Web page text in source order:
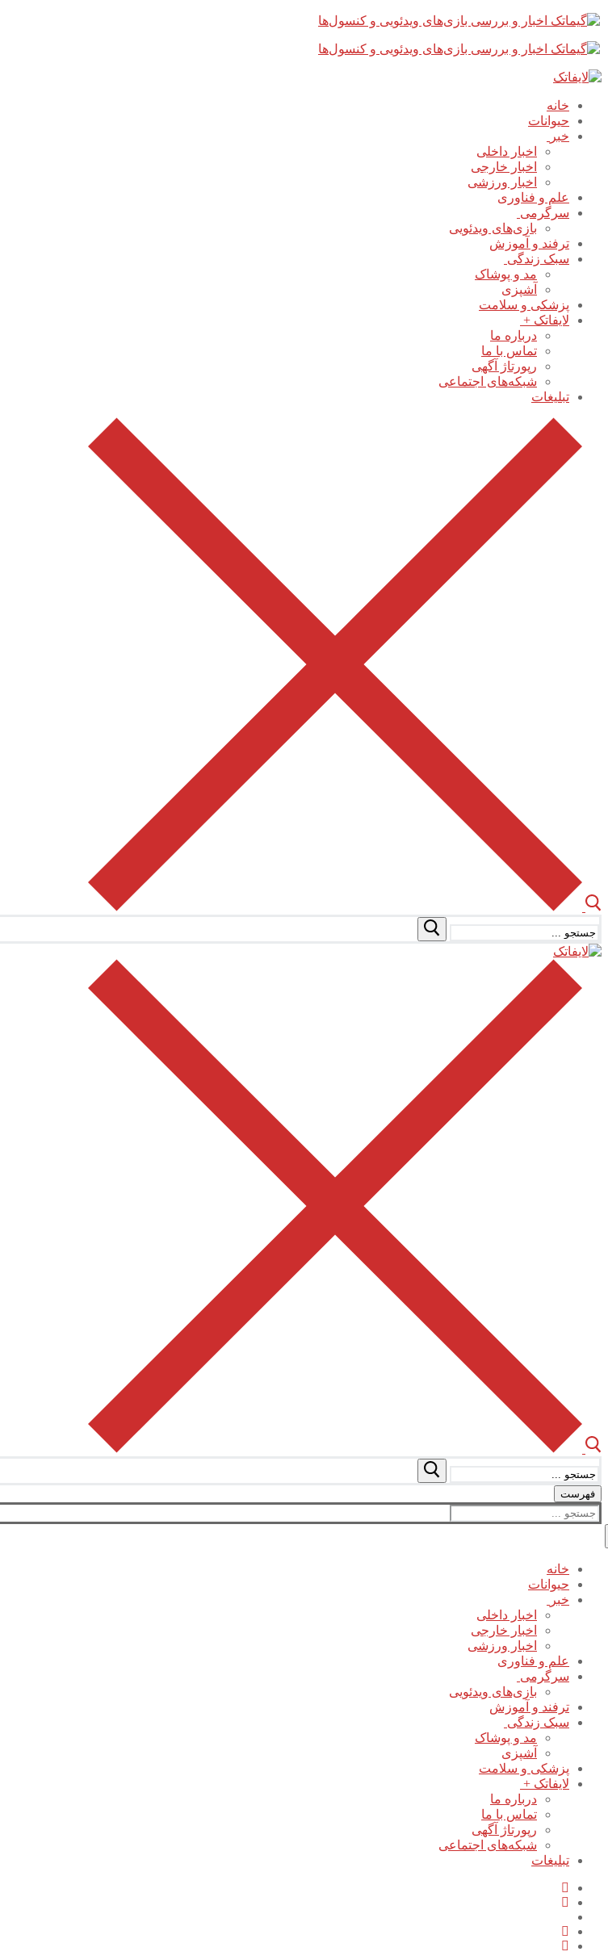
پرش
محتوا
فهرست
بستن
خانه
حیوانات
خبر
اخبار داخلی
اخبار خارجی
اخبار ورزشی
علم و فناوری
سرگرمی
بازی‌های ویدئویی
ترفند و آموزش
سبک زندگی
مد و پوشاک
آشپزی
پزشکی و سلامت
لایفاتک +
درباره ما
تماس با ما
رپورتاژ آگهی
شبکه‌های اجتماعی
تبلیغات
برای:
برای:
فهرست
جستجو
برای:
خانه
حیوانات
خبر
اخبار داخلی
اخبار خارجی
اخبار ورزشی
علم و فناوری
سرگرمی
بازی‌های ویدئویی
ترفند و آموزش
سبک زندگی
مد و پوشاک
آشپزی
پزشکی و سلامت
لایفاتک +
درباره ما
تماس با ما
رپورتاژ آگهی
شبکه‌های اجتماعی
تبلیغات